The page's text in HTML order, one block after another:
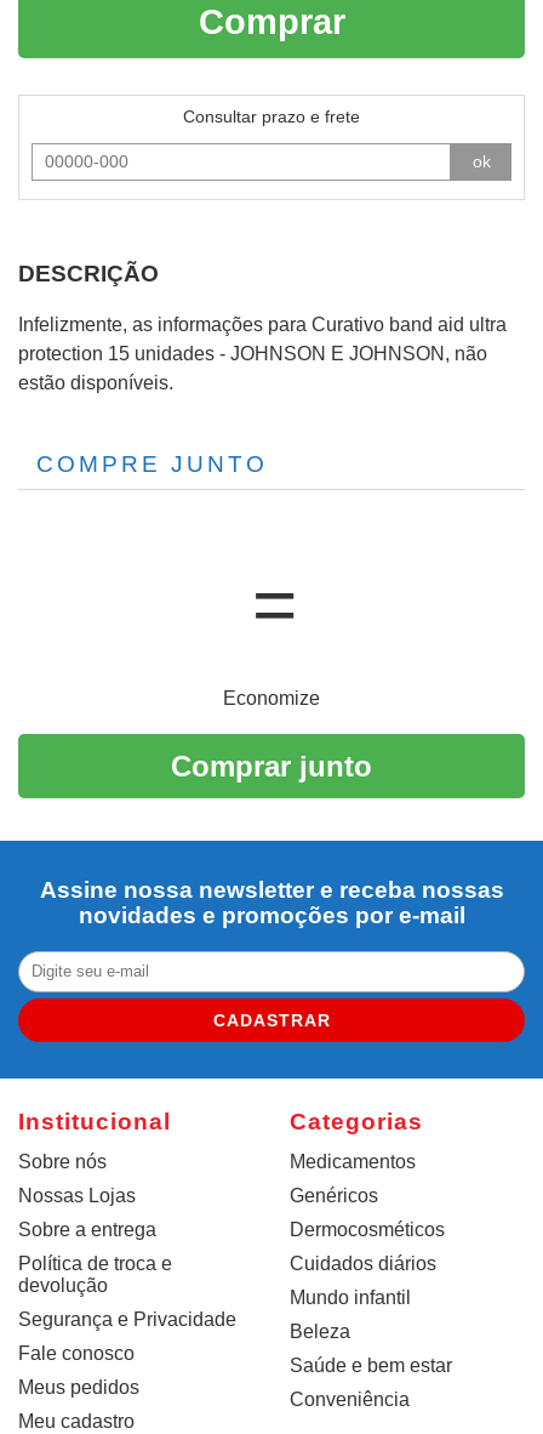
Comprar
Consultar prazo e frete
ok
DESCRIÇÃO
Infelizmente, as informações para Curativo band aid ultra
protection 15 unidades - JOHNSON E JOHNSON, não
estão disponíveis.
COMPRE JUNTO
Economize
Comprar junto
Assine nossa newsletter e receba nossas
novidades e promoções por e-mail
CADASTRAR
Institucional
Sobre nós
Nossas Lojas
Sobre a entrega
Política de troca e
devolução
Segurança e Privacidade
Fale conosco
Meus pedidos
Meu cadastro
Categorias
Medicamentos
Genéricos
Dermocosméticos
Cuidados diários
Mundo infantil
Beleza
Saúde e bem estar
Conveniência